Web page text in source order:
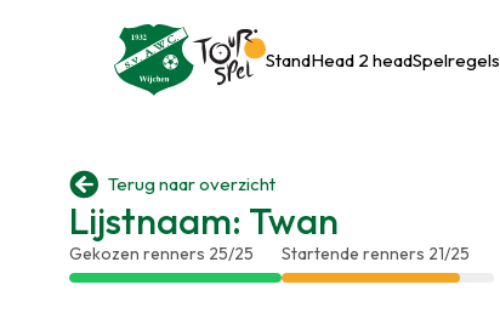
StandHead 2 headSpelregels
 Terug naar overzicht
Lijstnaam: Twan
Gekozen renners 25/25 Startende renners 21/25